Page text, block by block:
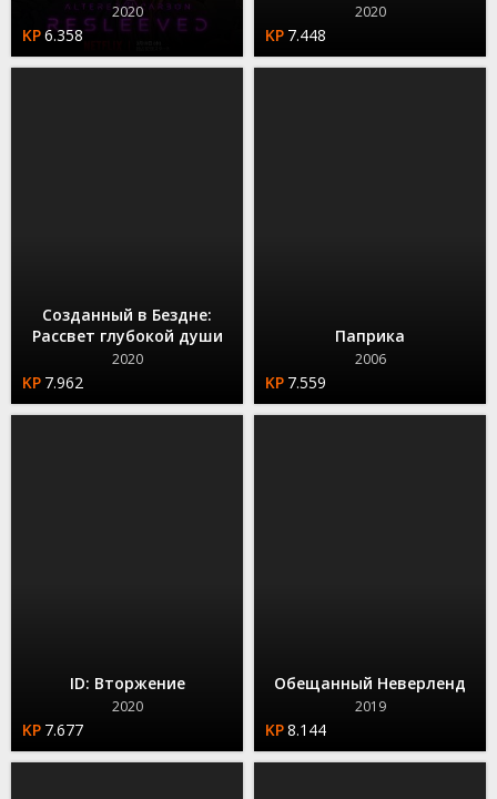
2020
6.358
2020
7.448
Созданный в Бездне:
Рассвет глубокой души
2020
7.962
Паприка
2006
7.559
ID: Вторжение
2020
7.677
Обещанный Неверленд
2019
8.144